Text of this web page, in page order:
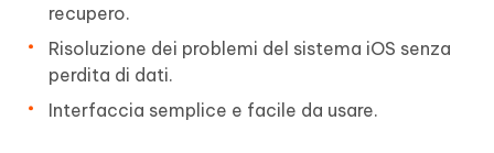
recupero.
Risoluzione dei problemi del sistema iOS senza
perdita di dati.
Interfaccia semplice e facile da usare.